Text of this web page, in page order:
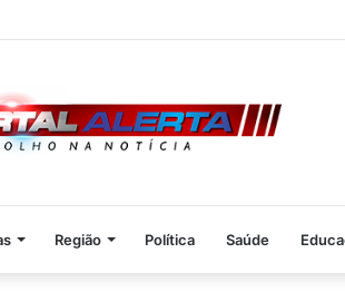
Região Política Saúde